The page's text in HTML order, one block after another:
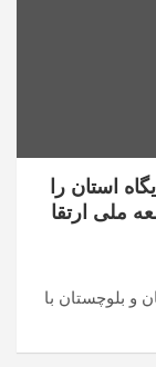
استان را
ملی ارتقا
و بلوچستان با